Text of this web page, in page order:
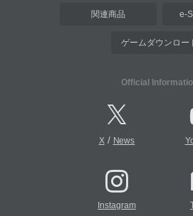
関連商品 e-
ゲームダウンロー
Official
X/ News
Instagram